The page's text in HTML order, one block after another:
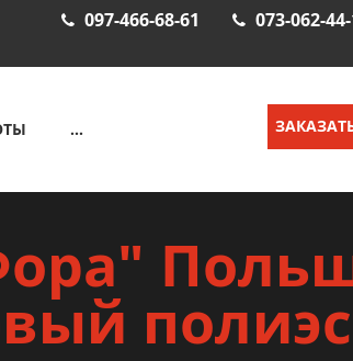
097-466-68-61 073-062-
...